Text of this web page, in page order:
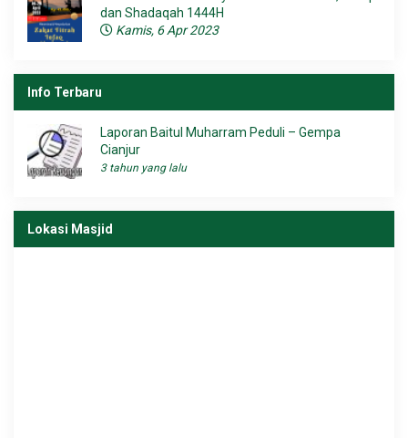
dan Shadaqah 1444H
Kamis, 6 Apr 2023
Info Terbaru
Laporan Baitul Muharram Peduli – Gempa
Cianjur
3 tahun yang lalu
Lokasi Masjid